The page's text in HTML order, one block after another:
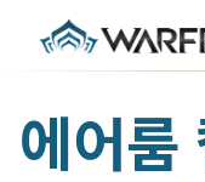
에어룸